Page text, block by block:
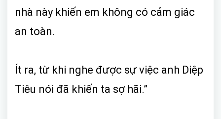
nhà này khiến em không có cảm giác
an toàn.
Ít ra, từ khi nghe được sự việc anh Diệp
Tiêu nói đã khiến ta sợ hãi.”